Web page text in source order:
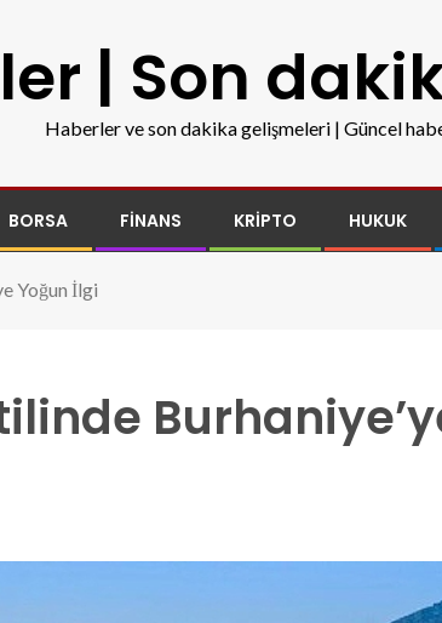
| Son
Haberler ve son dakika gelişmeleri | Güncel
BORSA FINANS KRIPTO HUKUK
Yoğun İlgi